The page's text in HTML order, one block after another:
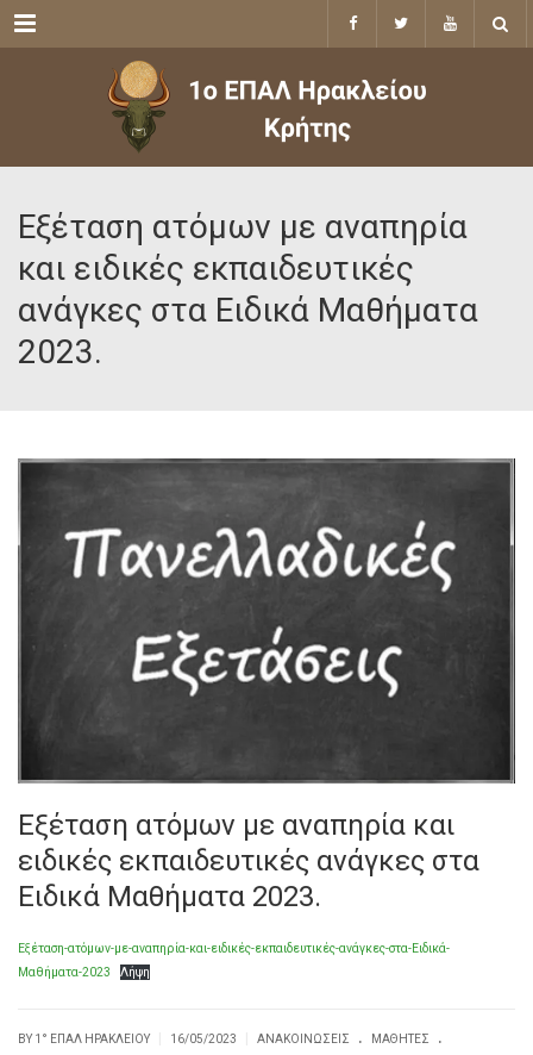
Menu
Εξέταση ατόμων με αναπηρία
και ειδικές εκπαιδευτικές
ανάγκες στα Ειδικά Μαθήματα
2023.
Εξέταση ατόμων με αναπηρία και
ειδικές εκπαιδευτικές ανάγκες στα
Ειδικά Μαθήματα 2023.
Εξέταση-ατόμων-με-αναπηρία-και-ειδικές-εκπαιδευτικές-ανάγκες-στα-Ειδικά-
Μαθήματα-2023
Λήψη
BY1° ΕΠΑΛ ΗΡΑΚΛΕΊΟΥ 16/05/2023 ΑΝΑΚΟΙΝΏΣΕΙΣ . ΜΑΘΗΤΈΣ .